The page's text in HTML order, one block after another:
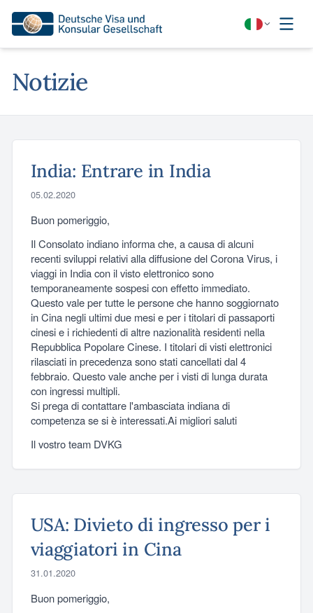
Notizie
India: Entrare in India
05.02.2020
Buon pomeriggio,
Il Consolato indiano informa che, a causa di alcuni
recenti sviluppi relativi alla diffusione del Corona Virus, i
viaggi in India con il visto elettronico sono
temporaneamente sospesi con effetto immediato.
Questo vale per tutte le persone che hanno soggiornato
in Cina negli ultimi due mesi e per i titolari di passaporti
cinesi e i richiedenti di altre nazionalità residenti nella
Repubblica Popolare Cinese. I titolari di visti elettronici
rilasciati in precedenza sono stati cancellati dal 4
febbraio. Questo vale anche per i visti di lunga durata
con ingressi multipli.
Si prega di contattare l'ambasciata indiana di
competenza se si è interessati.Ai migliori saluti
Il vostro team DVKG
USA: Divieto di ingresso per i
viaggiatori in Cina
31.01.2020
Buon pomeriggio,